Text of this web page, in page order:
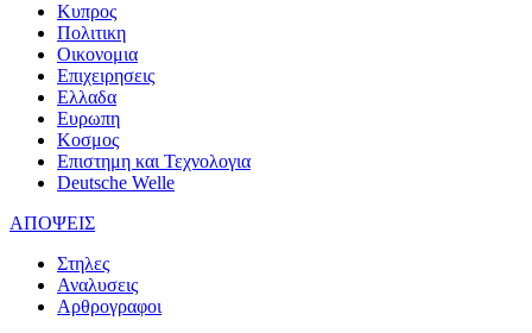
Κυπρος
Πολιτικη
Οικονομια
Επιχειρησεις
Ελλαδα
Ευρωπη
Κοσμος
Επιστημη και Τεχνολογια
Deutsche Welle
ΑΠΟΨΕΙΣ
Στηλες
Αναλυσεις
Αρθρογραφοι